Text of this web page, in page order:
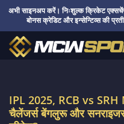
अभी साइनअप करें। निःशुल्क क्रिकेट
बोनस क्रेडिट और इन्सेन्टिव्स की
IPL 2025, RCB vs
चैलेंजर्स बेंगलुरू और